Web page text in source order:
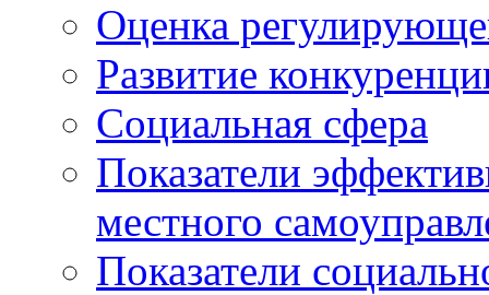
Оценка
Развитие
Социальная сфера
Показатели
местного
Показатели